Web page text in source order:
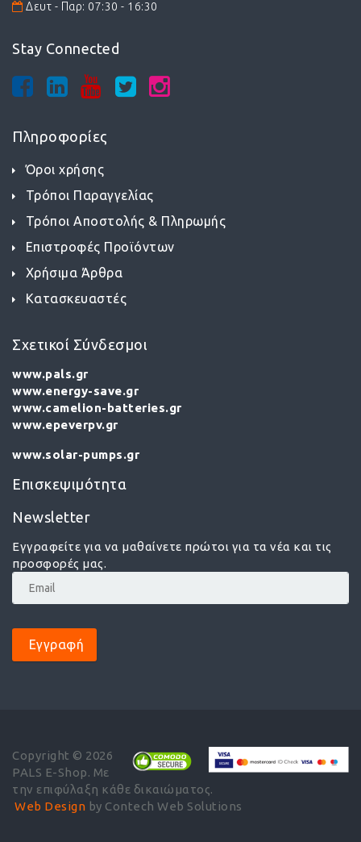
Δευτ - Παρ: 07:30 - 16:30
Stay Connected
Πληροφορίες
Όροι χρήσης
Τρόποι Παραγγελίας
Τρόποι Αποστολής & Πληρωμής
Επιστροφές Προϊόντων
Χρήσιμα Άρθρα
Κατασκευαστές
Σχετικοί Σύνδεσμοι
www.pals.gr
www.energy-save.gr
www.camelion-batteries.gr
www.epeverpv.gr
www.solar-pumps.gr
Επισκεψιμότητα
Newsletter
Εγγραφείτε για να μαθαίνετε πρώτοι για τα νέα και τις
προσφορές μας.
Εγγραφή
Copyright © 2026
PALS E-Shop. Με
την επιφύλαξη κάθε δικαιώματος.
Web Design by Contech Web Solutions